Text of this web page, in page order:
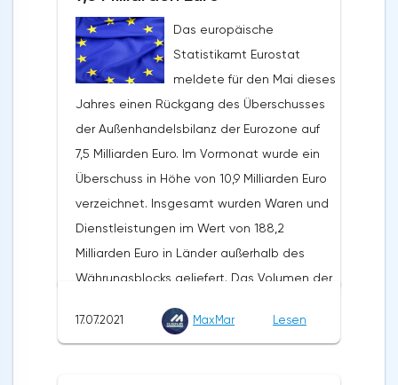
Das europäische
Statistikamt Eurostat
meldete für den Mai dieses
Jahres einen Rückgang des Überschusses
der Außenhandelsbilanz der Eurozone auf
7,5 Milliarden Euro. Im Vormonat wurde ein
Überschuss in Höhe von 10,9 Milliarden Euro
verzeichnet. Insgesamt wurden Waren und
Dienstleistungen im Wert von 188,2
Milliarden Euro in Länder außerhalb des
Währungsblocks geliefert. Das Volumen der
Monaten um 31,9 %. Die Importe wurden in
17.07.2021 MaxMar Lesen